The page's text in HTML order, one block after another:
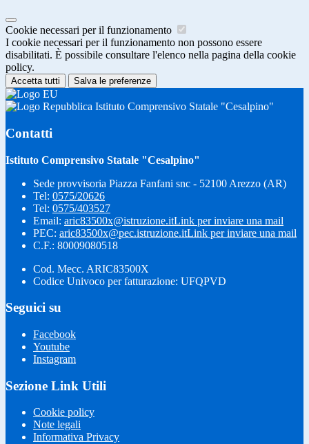
Cookie necessari per il funzionamento
I cookie necessari per il funzionamento non possono essere
disabilitati. È possibile consultare l'elenco nella pagina della cookie
policy.
Accetta tutti Salva le preferenze
Istituto Comprensivo Statale "Cesalpino"
Contatti
Istituto Comprensivo Statale "Cesalpino"
Sede provvisoria Piazza Fanfani snc - 52100 Arezzo (AR)
Tel: 0575/20626
Tel: 0575/403527
Email: aric83500x@istruzione.itLink per inviare una mail
PEC: aric83500x@pec.istruzione.itLink per inviare una mail
C.F.: 80009080518
Cod. Mecc. ARIC83500X
Codice Univoco per fatturazione: UFQPVD
Seguici su
Facebook
Youtube
Instagram
Sezione Link Utili
Cookie policy
Note legali
Informativa Privacy